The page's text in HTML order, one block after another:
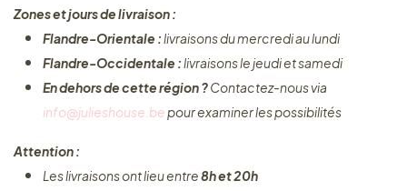
Zones et jours de livraison :
Flandre-Orientale :livraisons du mercredi au lundi
Flandre-Occidentale :livraisons le jeudi et samedi
En dehors de cette région ?Contactez-nous via
info@julieshouse.bepour examiner les possibilités
Attention :
Les livraisons ont lieu entre8h et 20h